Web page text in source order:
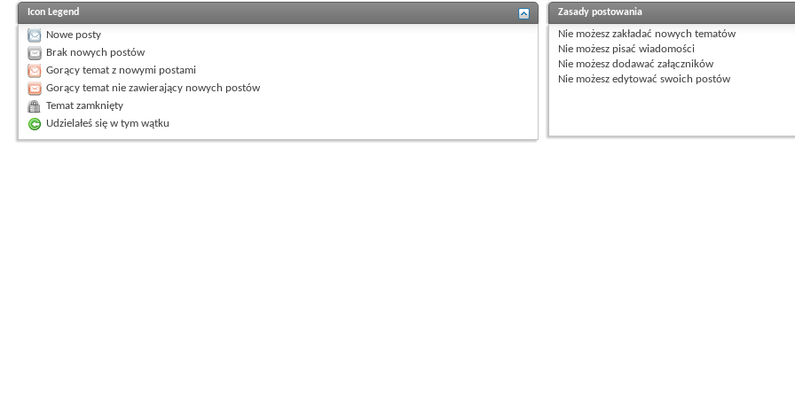
Icon Legend
Nowe posty
Brak nowych postów
Gorący temat z nowymi postami
Gorący temat nie zawierający nowych postów
Temat zamknięty
Udzielałeś się w tym wątku
Zasady postowania
Nie możeszzakładać nowych tematów
Nie możeszpisać wiadomości
Nie możeszdodawać załączników
Nie możeszedytować swoich postów